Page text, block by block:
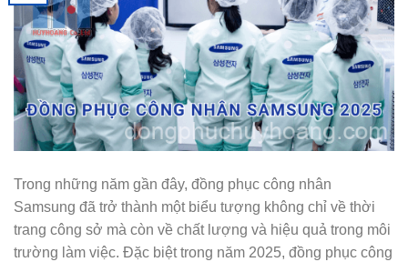
Trong những năm gần đây, đồng phục công nhân
Samsung đã trở thành một biểu tượng không chỉ về thời
trang công sở mà còn về chất lượng và hiệu quả trong môi
trường làm việc. Đặc biệt trong năm 2025, đồng phục công